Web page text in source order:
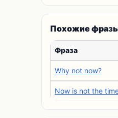
Похожие
Фраза
Why not now?
Now is not the